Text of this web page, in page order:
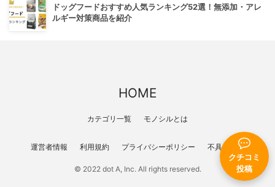
クチコミ
投稿
ドッグフードおすすめ人気ランキング52選！無添加・アレ
ルギー対策商品を紹介
HOME
カテゴリ一覧 モノシルとは
運営者情報 利用規約 プライバシーポリシー 不具合報告
© 2022 dot A, Inc. All rights reserved.